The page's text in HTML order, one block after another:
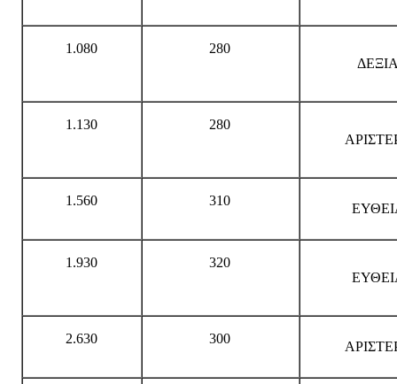
1.080
280
1.130
280
1.560 310
1.930
320
2.630 300